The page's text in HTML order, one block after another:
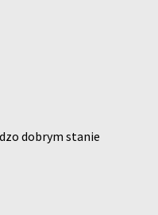
dobrym stanie